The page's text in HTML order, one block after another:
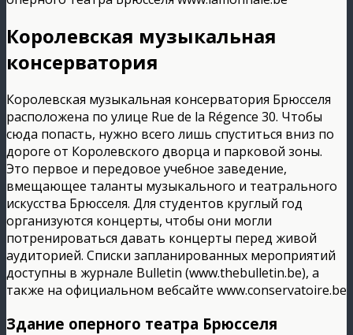
Королевская музыкальная
консерватория
Королевская музыкальная консерватория Брюсселя
расположена по улице Rue de la Régence 30. Чтобы
сюда попасть, нужно всего лишь спуститься вниз по
дороге от Королевского дворца и парковой зоны.
Это первое и передовое учебное заведение,
вмещающее таланты музыкального и театрального
искусства Брюсселя. Для студентов круглый год
организуются концерты, чтобы они могли
потренироваться давать концерты перед живой
аудиторией. Списки запланированных мероприятий
доступны в журнале Bulletin (www.thebulletin.be), а
также на официальном вебсайте www.conservatoire.be
Здание оперного театра Брюсселя